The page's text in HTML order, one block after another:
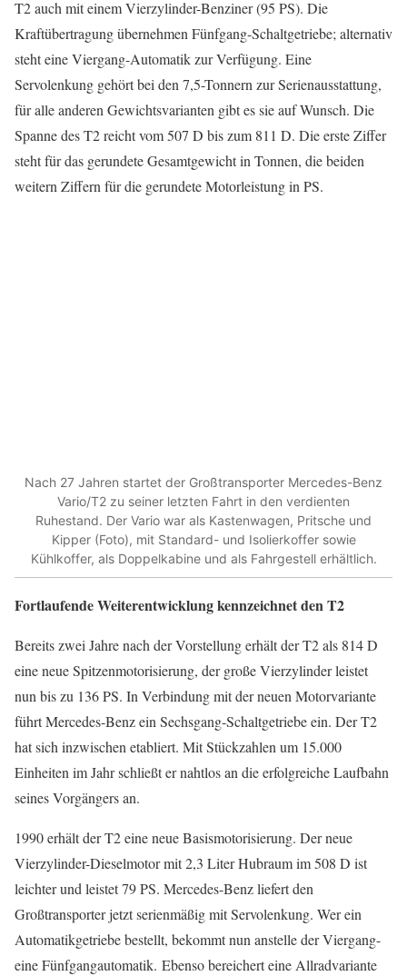
T2 auch mit einem Vierzylinder-Benziner (95 PS). Die
Kraftübertragung übernehmen Fünfgang-Schaltgetriebe; alternativ
steht eine Viergang-Automatik zur Verfügung. Eine
Servolenkung gehört bei den 7,5-Tonnern zur Serienausstattung,
für alle anderen Gewichtsvarianten gibt es sie auf Wunsch. Die
Spanne des T2 reicht vom 507 D bis zum 811 D. Die erste Ziffer
steht für das gerundete Gesamtgewicht in Tonnen, die beiden
weitern Ziffern für die gerundete Motorleistung in PS.
Nach 27 Jahren startet der Großtransporter Mercedes-Benz
Vario/T2 zu seiner letzten Fahrt in den verdienten
Ruhestand. Der Vario war als Kastenwagen, Pritsche und
Kipper (Foto), mit Standard- und Isolierkoffer sowie
Kühlkoffer, als Doppelkabine und als Fahrgestell erhältlich.
Fortlaufende Weiterentwicklung kennzeichnet den T2
Bereits zwei Jahre nach der Vorstellung erhält der T2 als 814 D
eine neue Spitzenmotorisierung, der große Vierzylinder leistet
nun bis zu 136 PS. In Verbindung mit der neuen Motorvariante
führt Mercedes-Benz ein Sechsgang-Schaltgetriebe ein. Der T2
hat sich inzwischen etabliert. Mit Stückzahlen um 15.000
Einheiten im Jahr schließt er nahtlos an die erfolgreiche Laufbahn
seines Vorgängers an.
1990 erhält der T2 eine neue Basismotorisierung. Der neue
Vierzylinder-Dieselmotor mit 2,3 Liter Hubraum im 508 D ist
leichter und leistet 79 PS. Mercedes-Benz liefert den
Großtransporter jetzt serienmäßig mit Servolenkung. Wer ein
Automatikgetriebe bestellt, bekommt nun anstelle der Viergang-
eine Fünfgangautomatik. Ebenso bereichert eine Allradvariante